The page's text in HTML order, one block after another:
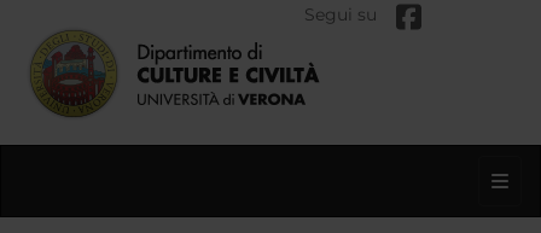
Segui su